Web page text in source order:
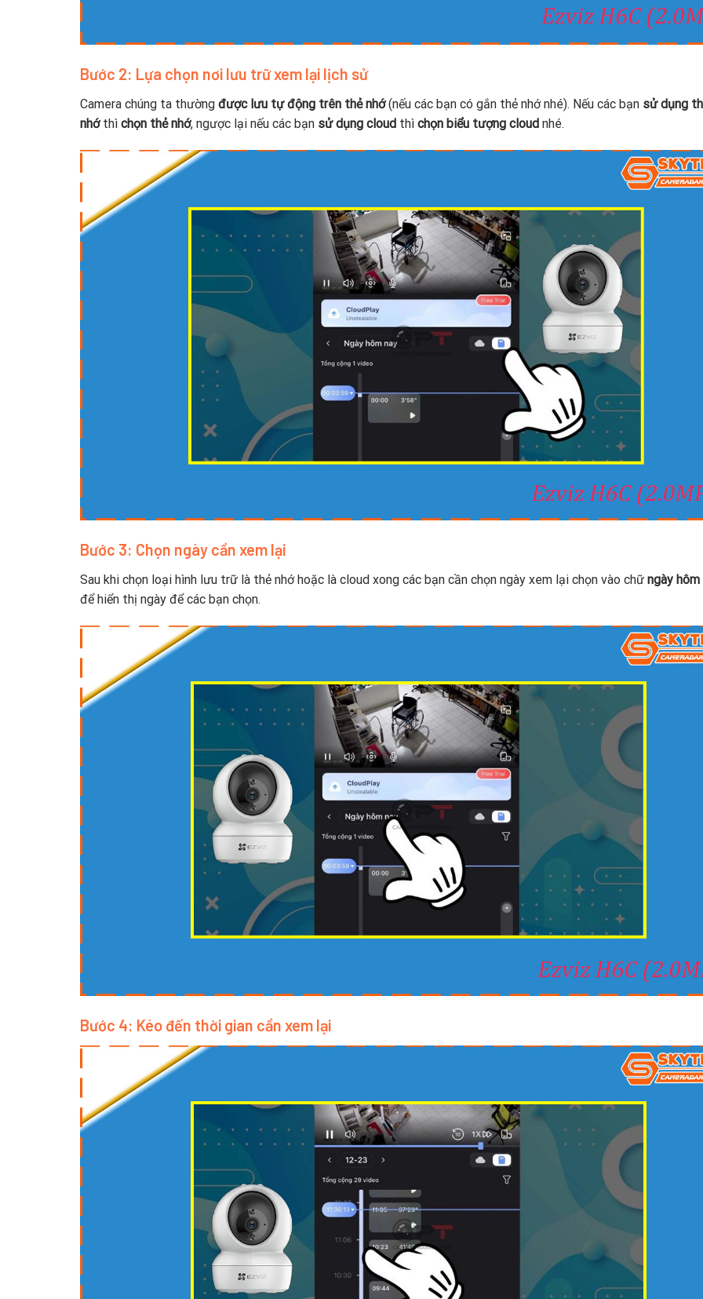
Bước 2: Lựa chọn nơi lưu trữ xem lại lịch sử
Camera chúng ta thường được lưu tự động trên thẻ nhớ(nếu các bạn có gắn thẻ nhớ nhé). Nếu các bạn sử dụng
nhớthì chọn thẻ nhớ, ngược lại nếu các bạn sử dụng cloud thì chọn biểu tượng cloud nhé.
Bước 3: Chọn ngày cần xem lại
Sau khi chọn loại hình lưu trữ là thẻ nhớ hoặc là cloud xong các bạn cần chọn ngày xem lại chọn vào chữ ngày hôm
để hiển thị ngày để các bạn chọn.
Bước 4: Kéo đến thời gian cần xem lại